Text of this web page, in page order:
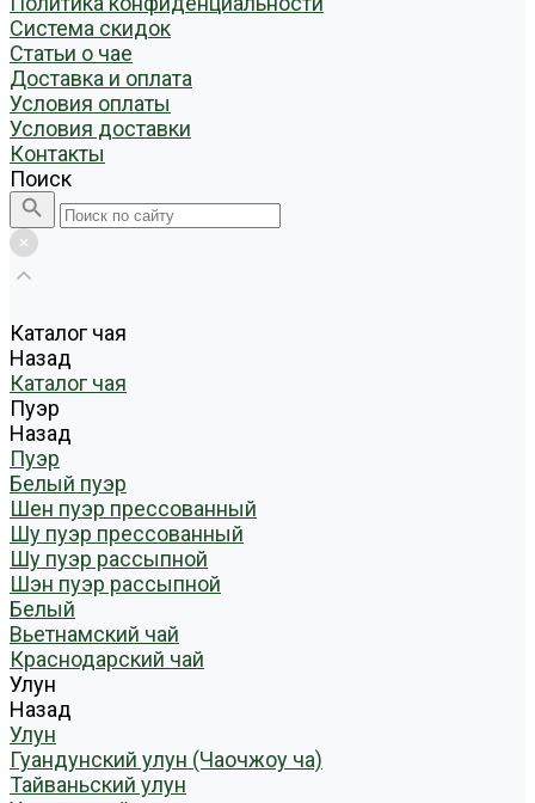
Система скидок
Статьи о чае
Доставка и оплата
Условия оплаты
Условия доставки
Контакты
Поиск
Каталог чая
Назад
Каталог чая
Пуэр
Назад
Пуэр
Белый пуэр
Шен пуэр прессованный
Шу пуэр прессованный
Шу пуэр рассыпной
Шэн пуэр рассыпной
Белый
Вьетнамский чай
Краснодарский чай
Улун
Назад
Улун
Гуандунский улун (Чаочжоу ча)
Тайваньский улун